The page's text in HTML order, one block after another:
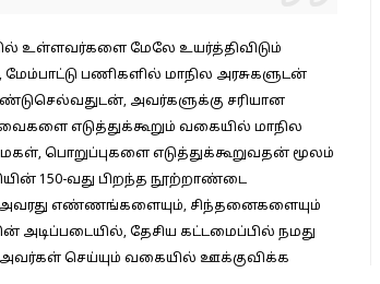
உள்ளவர்களை மேலே உயர்த்திவிடும்
பணிகளில் மாநில அரசுகளுடன்
அவர்களுக்கு சரியான
எடுத்துக்கூறும் வகையில் மாநில
பொறுப்புகளை எடுத்துக்கூறுவதன் மூலம்
150-வது பிறந்த நூற்றாண்டை
எண்ணங்களையும், சிந்தனைகளையும்
தேசிய கட்டமைப்பில் நமது
செய்யும் வகையில் ஊக்குவிக்க